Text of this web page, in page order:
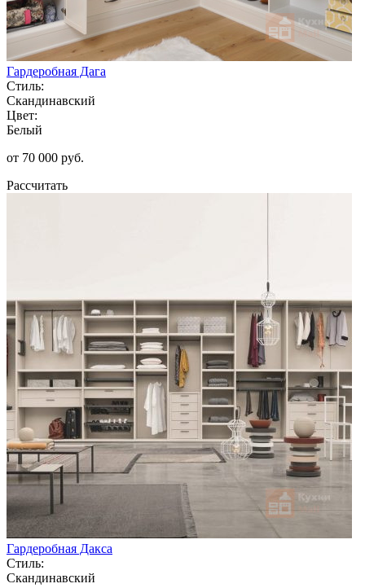
Гардеробная Дага
Стиль:
Скандинавский
Цвет:
Белый
от 70 000 руб.
Рассчитать
Гардеробная Дакса
Стиль:
Скандинавский